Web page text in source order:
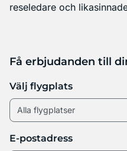
reseledare och
Få erbjudanden till
Välj flygplats
E-postadress